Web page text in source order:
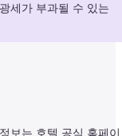
세가 부과될 수 있는
보는 호텔 공식 홈페이